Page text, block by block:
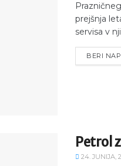
prejšnja
servisa v
BERI
Petrol
24. JUNIJA,